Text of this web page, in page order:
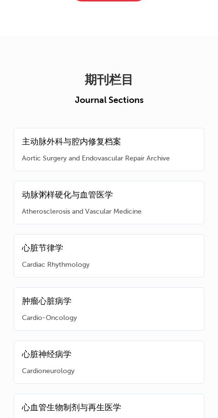
期刊栏目
Journal Sections
主动脉外科与腔内修复档案
Aortic Surgery and Endovascular Repair Archive
动脉粥样硬化与血管医学
Atherosclerosis and Vascular Medicine
心脏节律学
Cardiac Rhythmology
肿瘤心脏病学
Cardio-Oncology
心脏神经病学
Cardioneurology
心血管生物制剂与再生医学